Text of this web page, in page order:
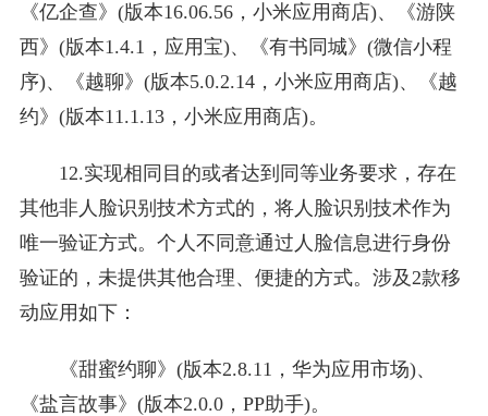
《亿企查》(版本16.06.56，小米应用商店)、《游陕
西》(版本1.4.1，应用宝)、《有书同城》(微信小程
序)、《越聊》(版本5.0.2.14，小米应用商店)、《越
约》(版本11.1.13，小米应用商店)。
12.实现相同目的或者达到同等业务要求，存在
其他非人脸识别技术方式的，将人脸识别技术作为
唯一验证方式。个人不同意通过人脸信息进行身份
验证的，未提供其他合理、便捷的方式。涉及2款移
动应用如下：
《甜蜜约聊》(版本2.8.11，华为应用市场)、
《盐言故事》(版本2.0.0，PP助手)。